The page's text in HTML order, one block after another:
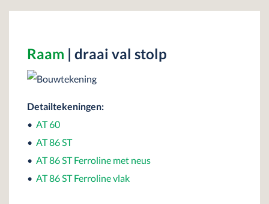
Raam | draai val stolp
Detailtekeningen:
• AT 60
• AT 86 ST
• AT 86 ST Ferroline met neus
• AT 86 ST Ferroline vlak